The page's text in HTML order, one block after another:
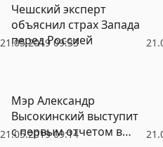
21.05.2019 09:33
Чешский эксперт
объяснил страх Запада
перед Россией
21.05.2019 09:14
Мэр Александр
Высокинский выступит
с первым отчетом в